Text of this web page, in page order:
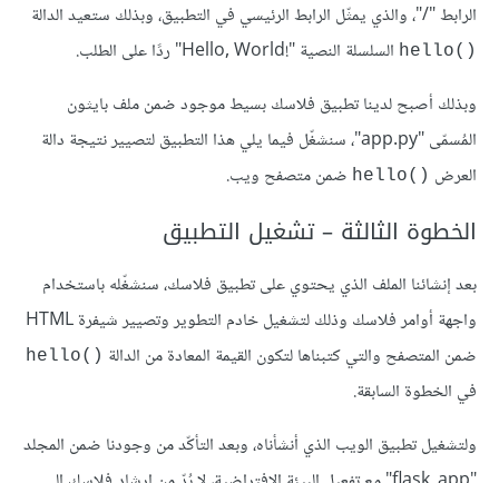
الرابط "/"، والذي يمثّل الرابط الرئيسي في التطبيق، وبذلك ستعيد الدالة
()hello
السلسلة النصية "!Hello, World" ردًا على الطلب.
وبذلك أصبح لدينا تطبيق فلاسك بسيط موجود ضمن ملف بايثون
المُسمّى "app.py"، سنشغّل فيما يلي هذا التطبيق لتصيير نتيجة دالة
العرض ()hello ضمن متصفح ويب.
الخطوة الثالثة – تشغيل التطبيق
بعد إنشائنا الملف الذي يحتوي على تطبيق فلاسك، سنشغّله باستخدام
واجهة أوامر فلاسك وذلك لتشغيل خادم التطوير وتصيير شيفرة HTML
ضمن المتصفح والتي كتبناها لتكون القيمة المعادة من الدالة ()hello
في الخطوة السابقة.
ولتشغيل تطبيق الويب الذي أنشأناه، وبعد التأكّد من وجودنا ضمن المجلد